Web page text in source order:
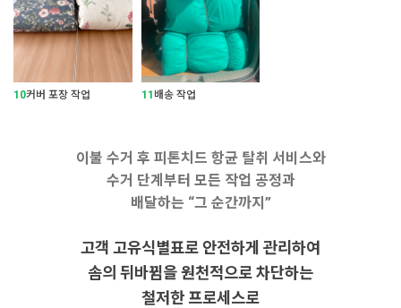
10커버 포장 작업 11 배송 작업
이불 수거 후 피톤치드 항균 탈취 서비스와
수거 단계부터 모든 작업 공정과
배달하는 “그 순간까지”
고객 고유식별표로 안전하게 관리하여
솜의 뒤바뀜을 원천적으로 차단하는
철저한 프로세스로